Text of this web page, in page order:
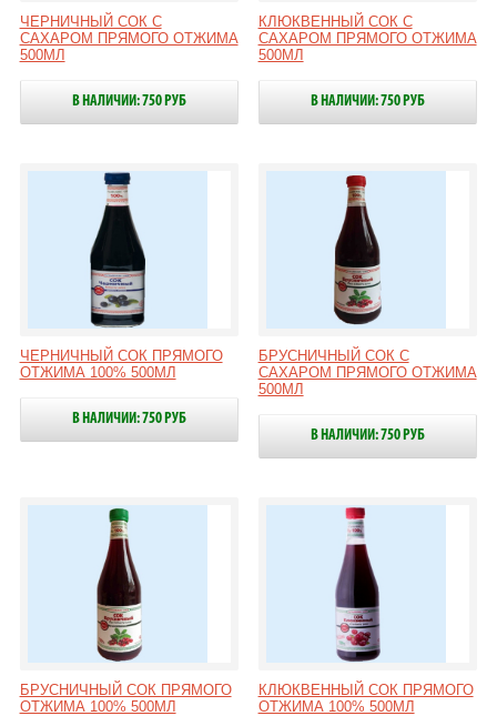
ЧЕРНИЧНЫЙ СОК С
САХАРОМ ПРЯМОГО ОТЖИМА
500МЛ
В НАЛИЧИИ: 750 РУБ
КЛЮКВЕННЫЙ СОК С
САХАРОМ ПРЯМОГО ОТЖИМА
500МЛ
В НАЛИЧИИ: 750 РУБ
ЧЕРНИЧНЫЙ СОК ПРЯМОГО
ОТЖИМА 100% 500МЛ
В НАЛИЧИИ: 750 РУБ
БРУСНИЧНЫЙ СОК С
САХАРОМ ПРЯМОГО ОТЖИМА
500МЛ
В НАЛИЧИИ: 750 РУБ
БРУСНИЧНЫЙ СОК ПРЯМОГО
ОТЖИМА 100% 500МЛ
КЛЮКВЕННЫЙ СОК ПРЯМОГО
ОТЖИМА 100% 500МЛ